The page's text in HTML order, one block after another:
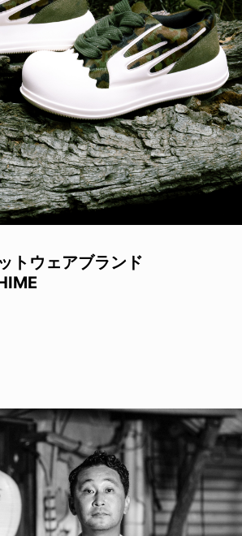
トウェアブランド